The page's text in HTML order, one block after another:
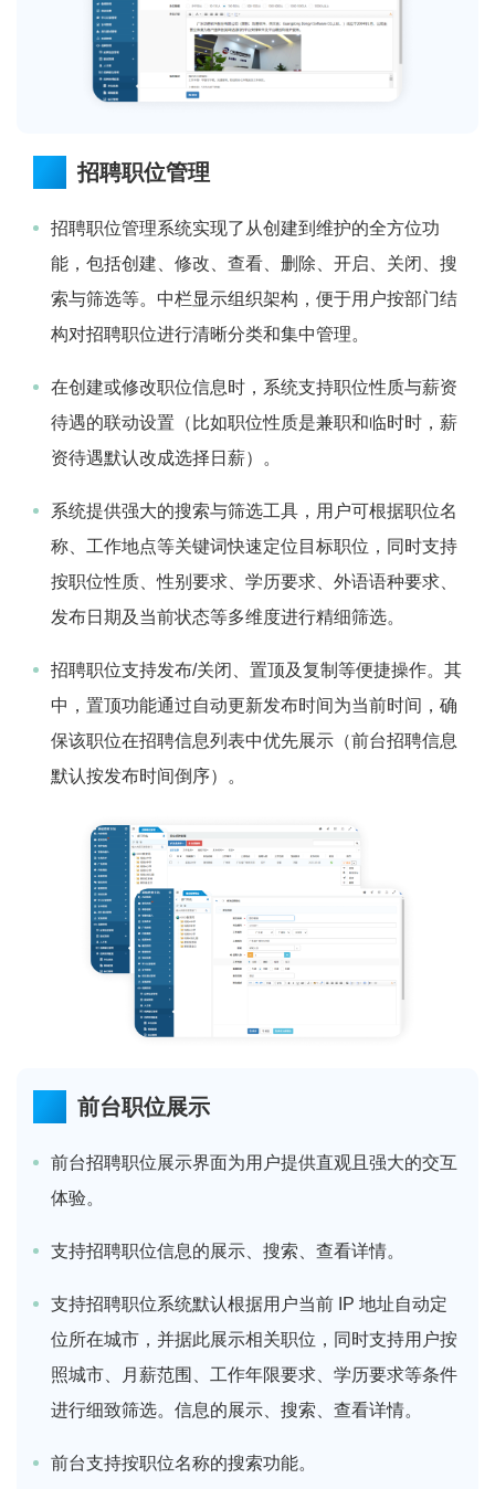
招聘职位管理
招聘职位管理系统实现了从创建到维护的全方位功
能，包括创建、修改、查看、删除、开启、关闭、搜
索与筛选等。中栏显示组织架构，便于用户按部门结
构对招聘职位进行清晰分类和集中管理。
在创建或修改职位信息时，系统支持职位性质与薪资
待遇的联动设置（比如职位性质是兼职和临时时，薪
资待遇默认改成选择日薪）。
系统提供强大的搜索与筛选工具，用户可根据职位名
称、工作地点等关键词快速定位目标职位，同时支持
按职位性质、性别要求、学历要求、外语语种要求、
发布日期及当前状态等多维度进行精细筛选。
招聘职位支持发布/关闭、置顶及复制等便捷操作。其
中，置顶功能通过自动更新发布时间为当前时间，确
保该职位在招聘信息列表中优先展示（前台招聘信息
默认按发布时间倒序）。
前台职位展示
前台招聘职位展示界面为用户提供直观且强大的交互
体验。
支持招聘职位信息的展示、搜索、查看详情。
支持招聘职位系统默认根据用户当前 IP 地址自动定
位所在城市，并据此展示相关职位，同时支持用户按
照城市、月薪范围、工作年限要求、学历要求等条件
进行细致筛选。信息的展示、搜索、查看详情。
前台支持按职位名称的搜索功能。